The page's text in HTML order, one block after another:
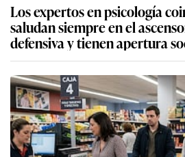
Los expertos en psicología
saludan siempre en el
defensiva y tienen apertura